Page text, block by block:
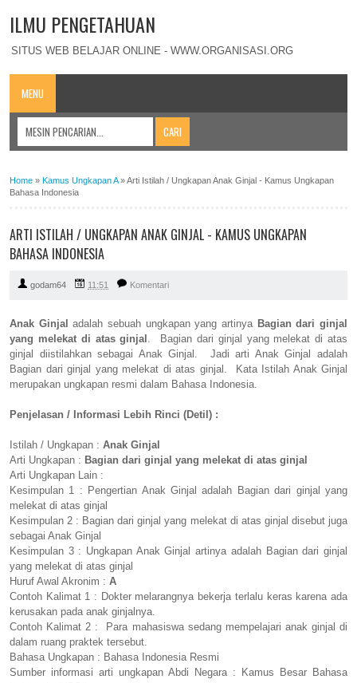
ILMU PENGETAHUAN
SITUS WEB BELAJAR ONLINE - WWW.ORGANISASI.ORG
MENU
Home » Kamus Ungkapan A»Arti Istilah / Ungkapan Anak Ginjal - Kamus Ungkapan
Bahasa Indonesia
ARTI ISTILAH / UNGKAPAN ANAK GINJAL - KAMUS UNGKAPAN
BAHASA INDONESIA
godam64 11:51 Komentari
Anak Ginjal adalah sebuah ungkapan yang artinya Bagian dari ginjal
yang melekat di atas ginjal . Bagian dari ginjal yang melekat di atas
ginjal diistilahkan sebagai Anak Ginjal. Jadi arti Anak Ginjal adalah
Bagian dari ginjal yang melekat di atas ginjal. Kata Istilah Anak Ginjal
merupakan ungkapan resmi dalam Bahasa Indonesia.
Penjelasan / Informasi Lebih Rinci (Detil) :
Istilah / Ungkapan : Anak Ginjal
Arti Ungkapan : Bagian dari ginjal yang melekat di atas ginjal
Arti Ungkapan Lain :
Kesimpulan 1 : Pengertian Anak Ginjal adalah Bagian dari ginjal yang
melekat di atas ginjal
Kesimpulan 2 : Bagian dari ginjal yang melekat di atas ginjal disebut juga
sebagai Anak Ginjal
Kesimpulan 3 : Ungkapan Anak Ginjal artinya adalah Bagian dari ginjal
yang melekat di atas ginjal
Huruf Awal Akronim : A
Contoh Kalimat 1 : Dokter melarangnya bekerja terlalu keras karena ada
kerusakan pada anak ginjalnya.
Contoh Kalimat 2 : Para mahasiswa sedang mempelajari anak ginjal di
dalam ruang praktek tersebut.
Bahasa Ungkapan : Bahasa Indonesia Resmi
Sumber informasi arti ungkapan Abdi Negara : Kamus Besar Bahasa